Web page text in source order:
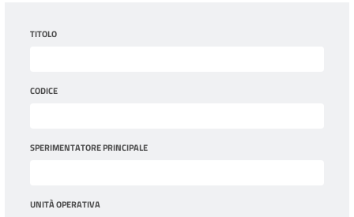
TITOLO
CODICE
SPERIMENTATORE PRINCIPALE
UNITÀ OPERATIVA